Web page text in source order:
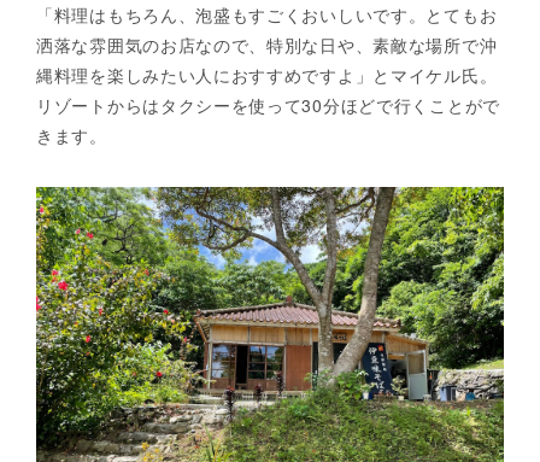
「料理はもちろん、泡盛もすごくおいしいです。とてもお
洒落な雰囲気のお店なので、特別な日や、素敵な場所で沖
縄料理を楽しみたい人におすすめですよ」とマイケル氏。
リゾートからはタクシーを使って30分ほどで行くことがで
きます。